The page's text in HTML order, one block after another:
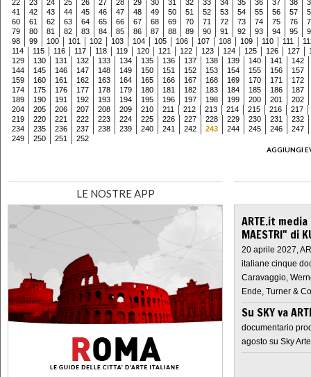
22 23 24 25 26 27 28 29 30 31 32 33 34 35 36 37 38
41
42 43 44 45 46 47 48 49 50 51 52 53 54 55 56 57
60
61 62 63 64 65 66 67 68 69 70 71 72 73 74 75 76
79
80 81 82 83 84 85 86 87 88 89 90 91 92 93 94 95
98
99 100 101 102 103 104 105 106 107 108 109 110 111
114
115 116 117 118 119 120 121 122 123 124 125 126 127
129
130 131 132 133 134 135 136 137 138 139 140 141
142
144
145 146 147 148 149 150 151 152 153 154 155 156
157
159
160 161 162 163 164 165 166 167 168 169 170 171
172
174
175 176 177 178 179 180 181 182 183 184 185 186
187
189
190 191 192 193 194 195 196 197 198 199 200 201
202
204
205 206 207 208 209 210 211 212 213 214 215 216
217
219
220 221 222 223 224 225 226 227 228 229 230 231
232
234
235 236 237 238 239 240 241 242 243 244 245 246
247
249
250 251
252
AGGIUNGI
LE NOSTRE APP
ARTE.it
MAESTRI" di
20 aprile 2027,
italiane cinque
Caravaggio,
Ende, Turner &
Su SKY va
documentario
agosto su Sky Arte